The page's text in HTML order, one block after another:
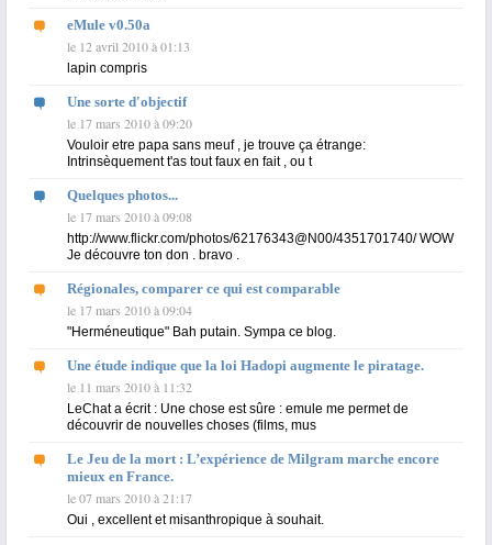
eMule v0.50a
le 12 avril 2010 à 01:13
lapin compris
Une sorte d'objectif
le 17 mars 2010 à 09:20
Vouloir etre papa sans meuf , je trouve ça étrange:
Intrinsèquement t'as tout faux en fait , ou t
Quelques photos...
le 17 mars 2010 à 09:08
http://www.flickr.com/photos/62176343@N00/4351701740/ WOW
Je découvre ton don . bravo .
Régionales, comparer ce qui est comparable
le 17 mars 2010 à 09:04
"Herméneutique" Bah putain. Sympa ce blog.
Une étude indique que la loi Hadopi augmente le piratage.
le 11 mars 2010 à 11:32
LeChat a écrit : Une chose est sûre : emule me permet de
découvrir de nouvelles choses (films, mus
Le Jeu de la mort : L’expérience de Milgram marche encore
mieux en France.
le 07 mars 2010 à 21:17
Oui , excellent et misanthropique à souhait.